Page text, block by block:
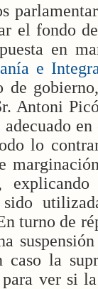
el fondo
en
e
de
Antoni
lo
turno de
caso la
ver si